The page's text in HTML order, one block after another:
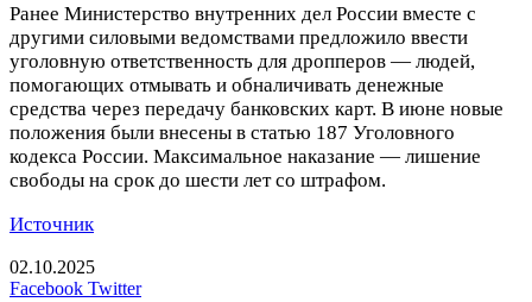
Ранее Министерство внутренних дел России вместе с
другими силовыми ведомствами предложило ввести
уголовную ответственность для дропперов — людей,
помогающих отмывать и обналичивать денежные
средства через передачу банковских карт. В июне новые
положения были внесены в статью 187 Уголовного
кодекса России. Максимальное наказание — лишение
свободы на срок до шести лет со штрафом.
Источник
02.10.2025
Facebook TwitterLinkedIn
Tumblr
Reddit
Вконтакте
Одноклассники
Skype
Messenger
Messenger
WhatsApp
Telegram
Viber
Line
Печатать